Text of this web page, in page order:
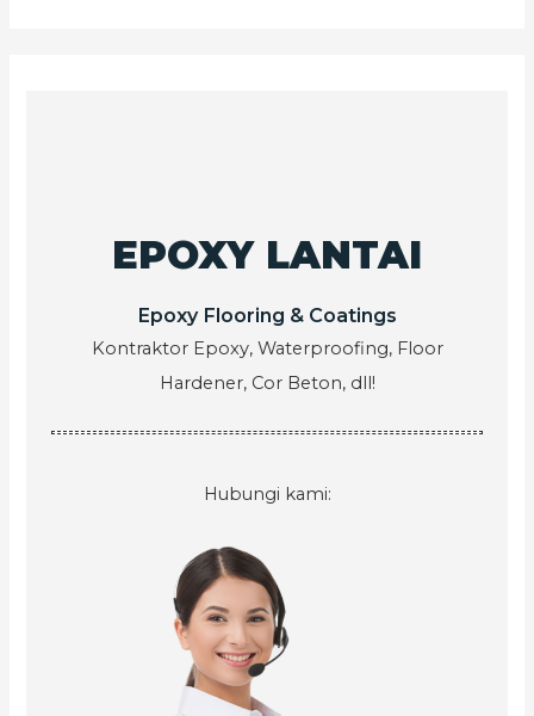
EPOXY LANTAI
Epoxy Flooring & Coatings
Kontraktor Epoxy, Waterproofing, Floor
Hardener, Cor Beton, dll!
Hubungi kami: